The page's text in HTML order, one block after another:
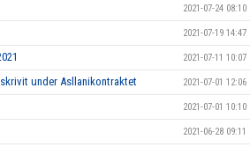
2021-07-24 08:10
2021-07-19 14:47
2021-07-11 10:07
under Asllanikontraktet 2021-07-01 12:06
2021-07-01 10:10
2021-06-28 09:11